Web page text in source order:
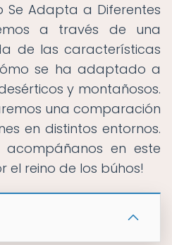
Se Adapta a Diferentes
a través de una
de las características
se ha adaptado a
y montañosos.
una comparación
en distintos entornos.
en este
el reino de los búhos!